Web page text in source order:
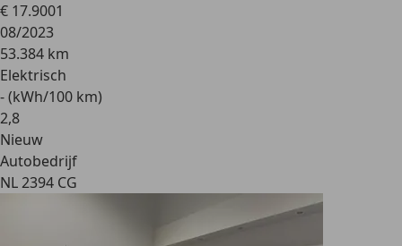
€ 17.9001
08/2023
53.384 km
Elektrisch
- (kWh/100 km)
2,8
Nieuw
Autobedrijf
NL 2394 CG